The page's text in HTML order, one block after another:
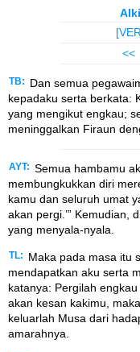
<<
TB:
Dan semua
kepadaku serta berkata:
yang mengikut engkau;
meninggalkan Firaun
AYT: Semua hambamu
membungkukkan diri
kamu dan seluruh umat
akan pergi.’” Kemudian,
yang menyala-nyala.
TL:
Maka pada masa itu
mendapatkan aku serta
katanya: Pergilah
akan kesan kakimu,
keluarlah Musa dari
amarahnya.